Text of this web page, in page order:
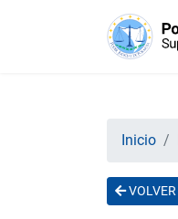
Inicio
VOLVER